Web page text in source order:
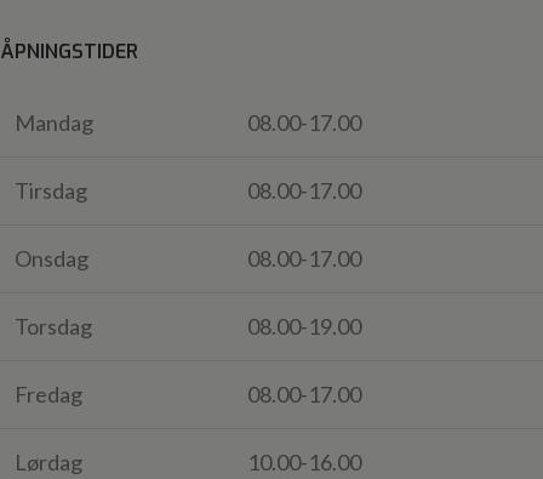
ÅPNINGSTIDER
Mandag 08.00-17.00
Tirsdag 08.00-17.00
Onsdag 08.00-17.00
Torsdag 08.00-19.00
Fredag 08.00-17.00
Lørdag 10.00-16.00